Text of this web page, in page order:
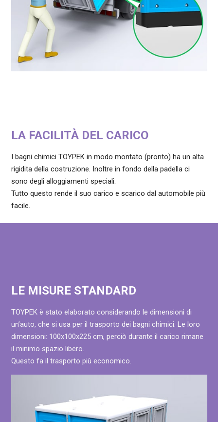
LA FACILITÀ DEL CARICO
I bagni chimici TOYPEK in modo montato (pronto) ha un alta
rigidita della costruzione. Inoltre in fondo della padella ci
sono degli alloggiamenti speciali.
Tutto questo rende il suo carico e scarico dal automobile più
facile.
LE MISURE STANDARD
TOYPEK è stato elaborato considerando le dimensioni di
un’auto, che si usa per il trasporto dei bagni chimici. Le loro
dimensioni: 100х100х225 cm, perciò durante il carico rimane
il minimo spazio libero.
Questo fa il trasporto più economico.